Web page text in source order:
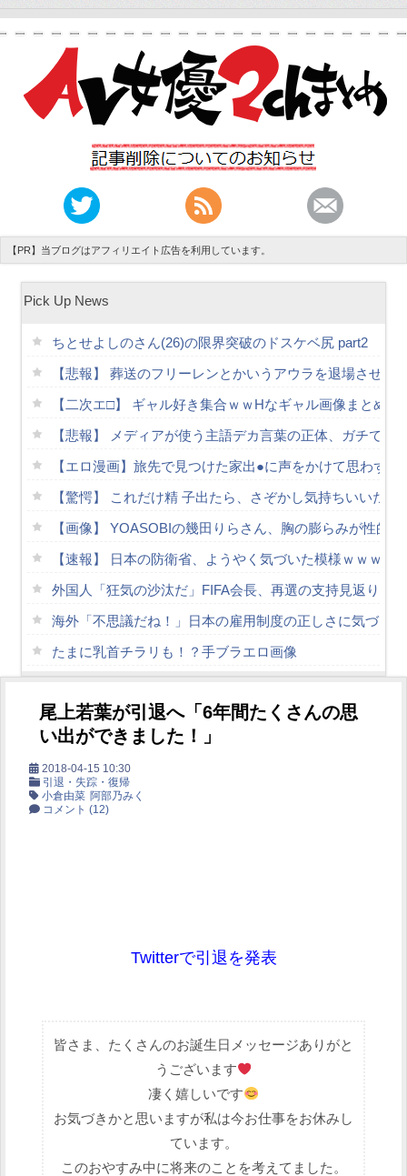
【PR】当ブログはアフィリエイト広告を利用しています。
Pick Up News
ちとせよしのさん(26)の限界突破のドスケベ尻 part2
【悲報】 葬送のフリーレンとかいうアウラを退場させて
【二次エ□】 ギャル好き集合ｗｗHなギャル画像まとめ
【悲報】 メディアが使う主語デカ言葉の正体、ガチでこ
【エロ漫画】旅先で見つけた家出●に声をかけて思わず
【驚愕】 これだけ精 子出たら、さぞかし気持ちいいだ
【画像】 YOASOBIの幾田りらさん、胸の膨らみが性的
【速報】 日本の防衛省、ようやく気づいた模様ｗｗｗｗ
外国人「狂気の沙汰だ」FIFA会長、再選の支持見返りに
海外「不思議だね！」日本の雇用制度の正しさに気づき
たまに乳首チラリも！？手ブラエロ画像
【手コキ】やらしい手つきで射精させてあげる【エロ画
黒スト破れかけから見えるアヌスがエロい依本しおりさん
萌え萌え可愛いグラドル佐々木萌香のエロ尻を堪能する
【朗報】膣内● 爆乳爆尻ストーカーに●されて毎日ガチ
Powered by livedoor 相互RSS
尾上若葉が引退へ「6年間たくさんの思
い出ができました！」
2018-04-15 10:30
引退・失踪・復帰
小倉由菜 阿部乃みく
コメント (12)
Twitterで引退を発表
皆さま、たくさんのお誕生日メッセージありがと
うございます
凄く嬉しいです
お気づきかと思いますが私は今お仕事をお休みし
ています。
このおやすみ中に将来のことを考えてました。